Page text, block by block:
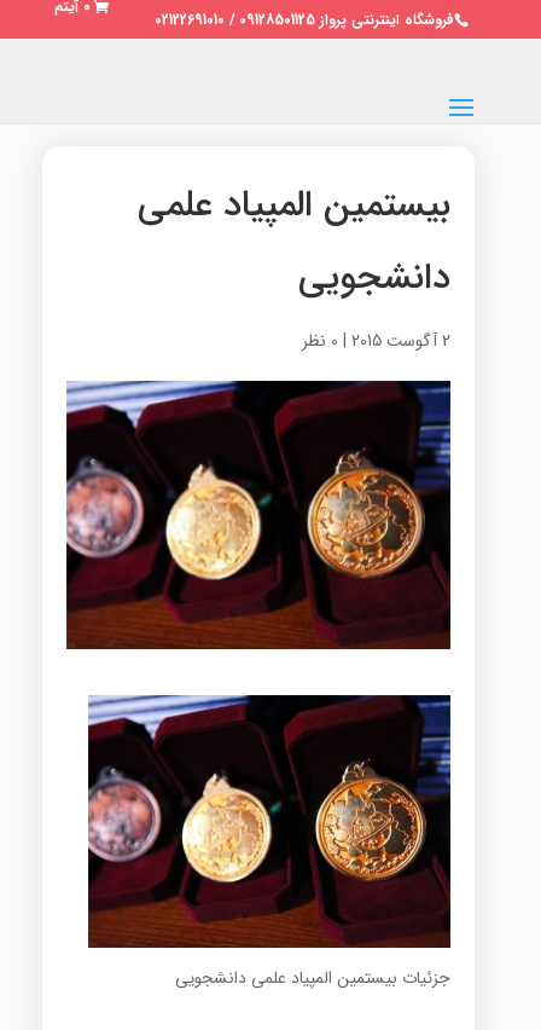
فروشگاه اینترنتی پرواز 09128501125 / 02122691010
0 آیتم
بیستمین المپیاد علمی
دانشجویی
2 آگوست 2015 | 0 نظر
جزئیات بیستمین المپیاد علمی دانشجویی